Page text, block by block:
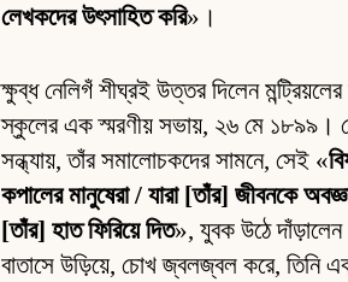
লেখকদের উৎসাহিত করি»।
ক্ষুব্ধ নেলিগঁ শীঘ্রই উত্তর দিলেন
স্কুলের এক স্মরণীয় সভায়, ২৬ মে ১৮৯৯।
সন্ধ্যায়, তাঁর সমালোচকদের সামনে, সেই «
কপালের মানুষেরা / যারা [তাঁর] জীবনকে
[তাঁর] হাত ফিরিয়ে দিত», যুবক উঠে
বাতাসে উড়িয়ে, চোখ জ্বলজ্বল করে, তিনি